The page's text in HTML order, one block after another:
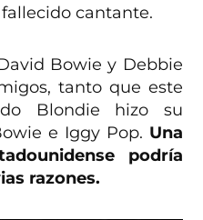
cantante.
Bowie y Debbie
tanto que este
Blondie hizo su
e Iggy Pop. Una
podría
razones.